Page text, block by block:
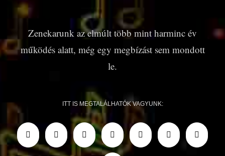
Zenekarunk az elmúlt több mint harminc év
működés alatt, még egy megbízást sem mondott
le.
ITT IS MEGTALÁLHATÓK VAGYUNK: